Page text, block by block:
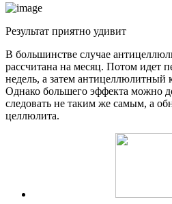
Результат приятно удивит
В большинстве случае
рассчитана на месяц. Потом идет
недель, а затем антицеллюлитный
Однако большего эффекта можно
следовать не таким же самым, а
целлюлита.